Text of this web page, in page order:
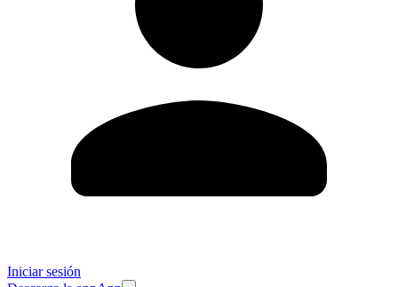
Iniciar sesión